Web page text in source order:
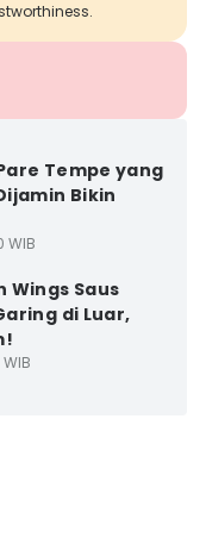
Tempe yang
Bikin
WIB
Wings Saus
di Luar,